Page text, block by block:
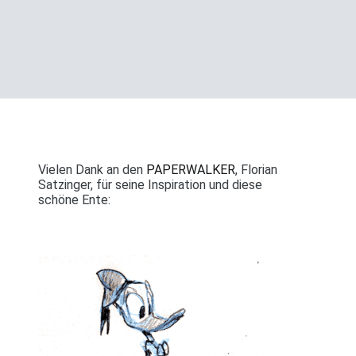
Vielen Dank an den PAPERWALKER, Florian
Satzinger, für seine Inspiration und diese
schöne Ente: